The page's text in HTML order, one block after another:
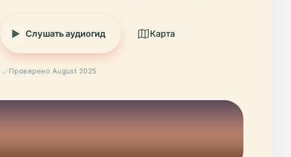
Слушать аудиогид Карта
Проверено August 2025